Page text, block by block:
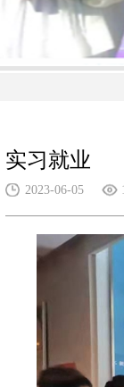
实习就业
2023-06-05